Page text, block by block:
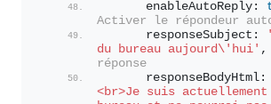
      enableAutoReply:
Activer le répondeur
      responseSubject:
du bureau aujourd\' hui' ,
réponse
      responseBodyHtml:
<br>Je suis actuellement